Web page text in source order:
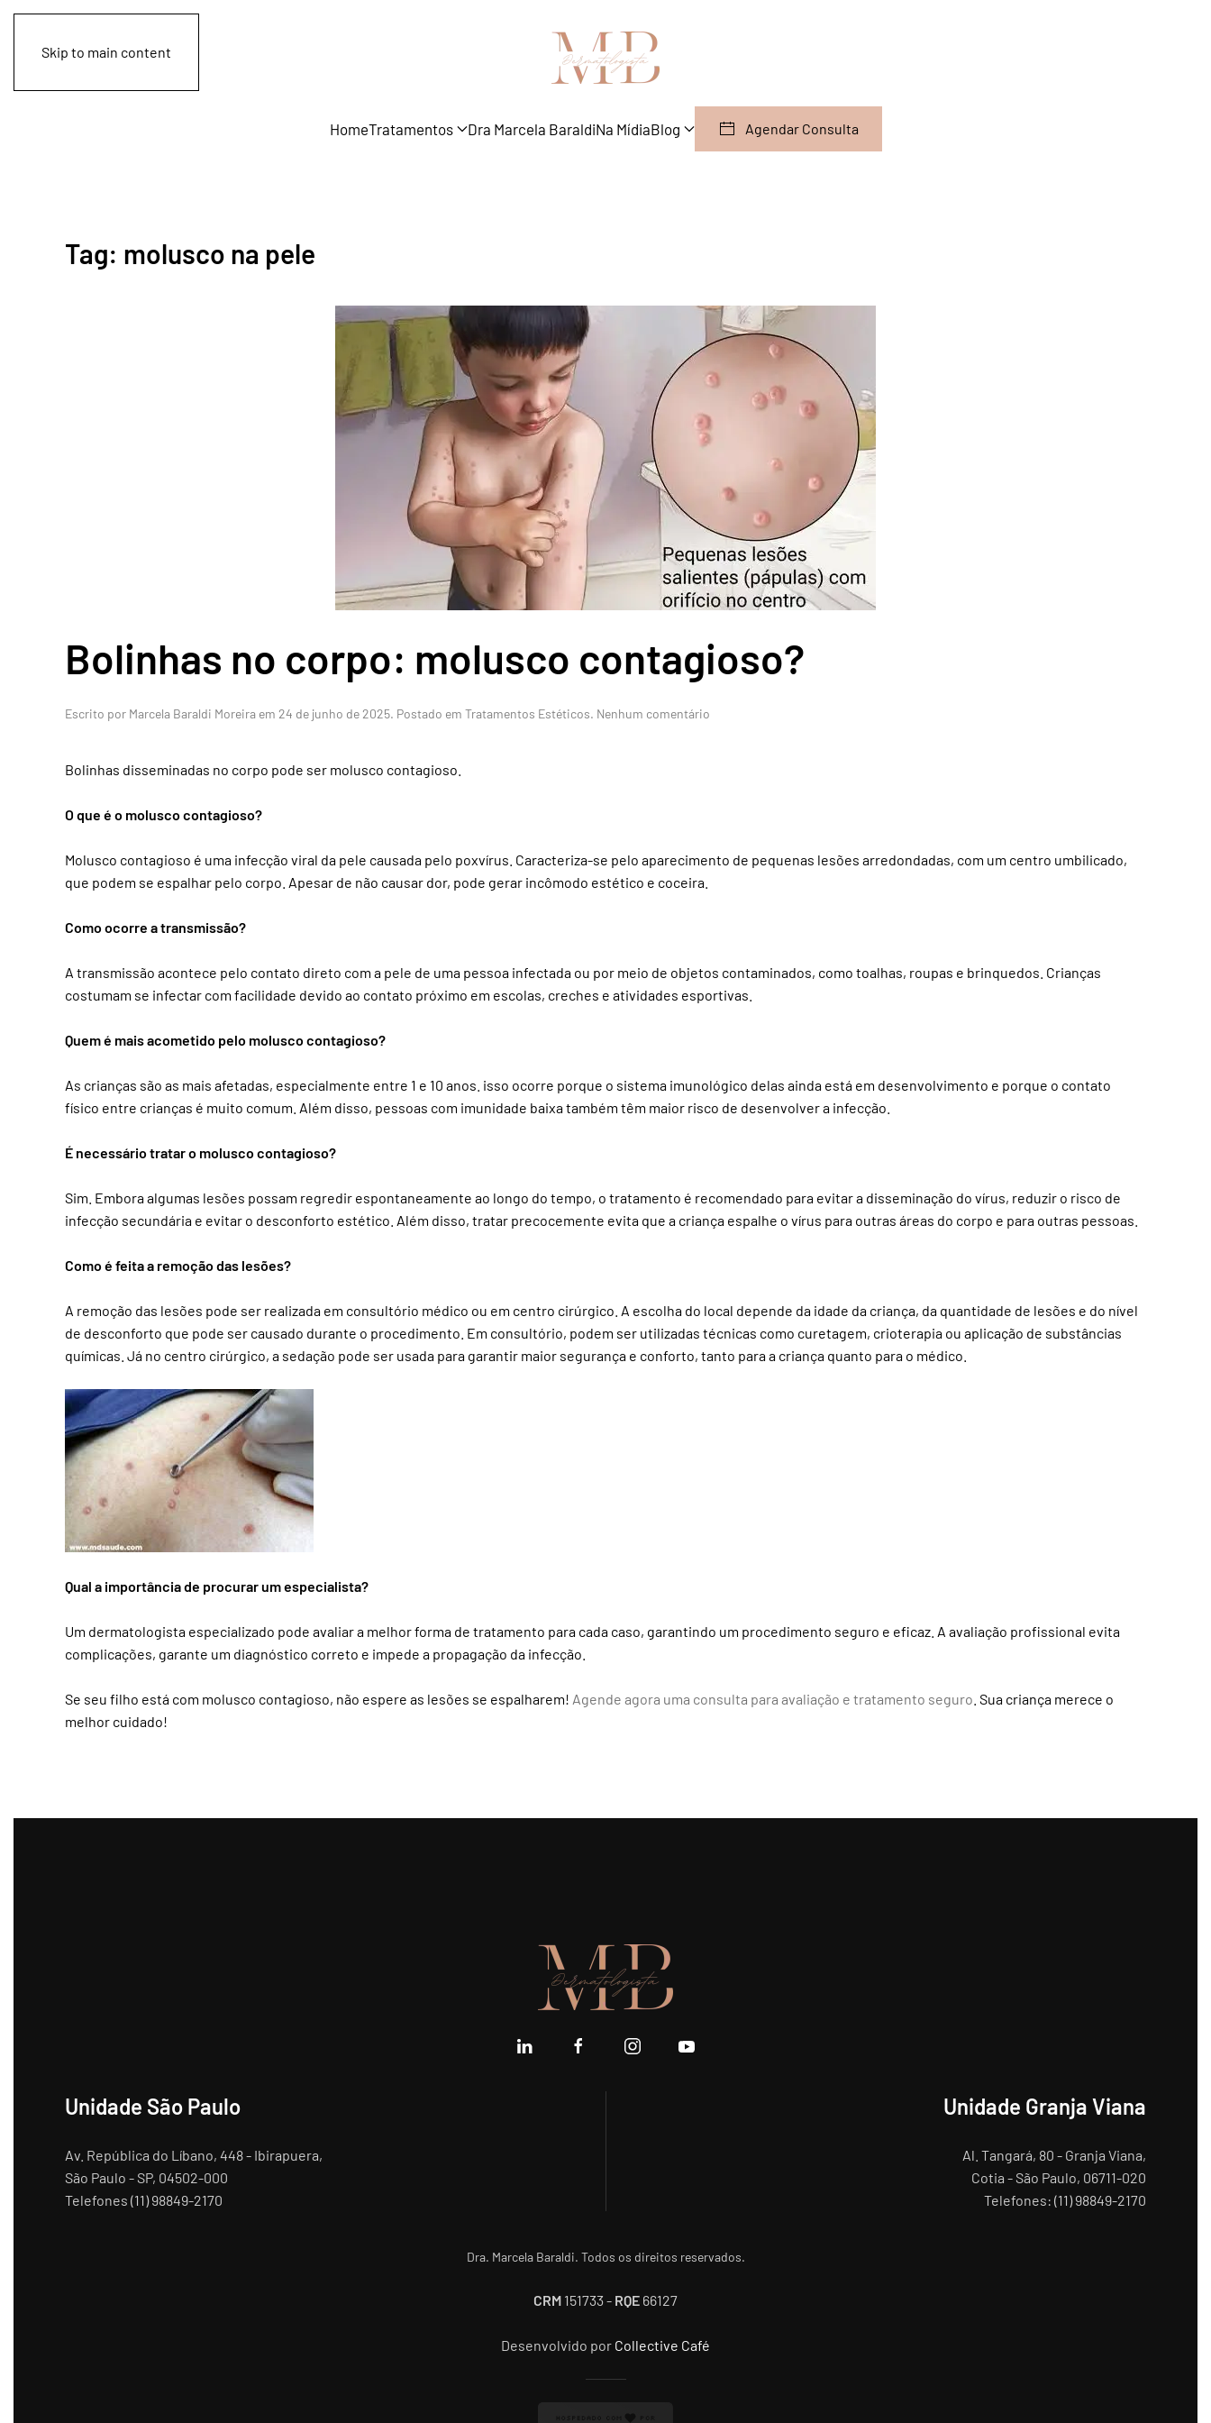
Skip to main content
HomeTratamentos Dra Marcela BaraldiNa MídiaBlog Agendar Consulta
Tag: molusco na pele
Bolinhas no corpo: molusco contagioso?
Escrito por Marcela Baraldi Moreira em 24 de junho de 2025. Postado em Tratamentos Estéticos. Nenhum comentário
Bolinhas disseminadas no corpo pode ser molusco contagioso.
O que é o molusco contagioso?
Molusco contagioso é uma infecção viral da pele causada pelo poxvírus. Caracteriza-se pelo aparecimento de pequenas lesões arredondadas, com um centro umbilicado,
que podem se espalhar pelo corpo. Apesar de não causar dor, pode gerar incômodo estético e coceira.
Como ocorre a transmissão?
A transmissão acontece pelo contato direto com a pele de uma pessoa infectada ou por meio de objetos contaminados, como toalhas, roupas e brinquedos. Crianças
costumam se infectar com facilidade devido ao contato próximo em escolas, creches e atividades esportivas.
Quem é mais acometido pelo molusco contagioso?
As crianças são as mais afetadas, especialmente entre 1 e 10 anos. isso ocorre porque o sistema imunológico delas ainda está em desenvolvimento e porque o contato
físico entre crianças é muito comum. Além disso, pessoas com imunidade baixa também têm maior risco de desenvolver a infecção.
É necessário tratar o molusco contagioso?
Sim. Embora algumas lesões possam regredir espontaneamente ao longo do tempo, o tratamento é recomendado para evitar a disseminação do vírus, reduzir o risco de
infecção secundária e evitar o desconforto estético. Além disso, tratar precocemente evita que a criança espalhe o vírus para outras áreas do corpo e para outras pessoas.
Como é feita a remoção das lesões?
A remoção das lesões pode ser realizada em consultório médico ou em centro cirúrgico. A escolha do local depende da idade da criança, da quantidade de lesões e do nível
de desconforto que pode ser causado durante o procedimento. Em consultório, podem ser utilizadas técnicas como curetagem, crioterapia ou aplicação de substâncias
químicas. Já no centro cirúrgico, a sedação pode ser usada para garantir maior segurança e conforto, tanto para a criança quanto para o médico.
Qual a importância de procurar um especialista?
Um dermatologista especializado pode avaliar a melhor forma de tratamento para cada caso, garantindo um procedimento seguro e eficaz. A avaliação profissional evita
complicações, garante um diagnóstico correto e impede a propagação da infecção.
Se seu filho está com molusco contagioso, não espere as lesões se espalharem! Agende agora uma consulta para avaliação e tratamento seguro . Sua criança merece o
melhor cuidado!
Unidade São Paulo
Av. República do Líbano, 448 - Ibirapuera,
São Paulo - SP, 04502-000
Telefones (11) 98849-2170
Unidade Granja Viana
Al. Tangará, 80 - Granja Viana,
Cotia - São Paulo, 06711-020
Telefones: (11) 98849-2170
Dra. Marcela Baraldi. Todos os direitos reservados.
CRM 151733 - RQE 66127
Desenvolvido por Collective Café